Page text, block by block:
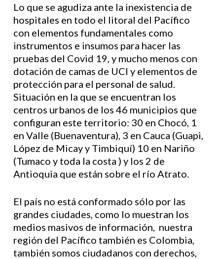
Lo que se agudiza ante la inexistencia de
hospitales en todo el litoral del Pacífico
con elementos fundamentales como
instrumentos e insumos para hacer las
pruebas del Covid 19, y mucho menos con
dotación de camas de UCI y elementos de
protección para el personal de salud.
Situación en la que se encuentran los
centros urbanos de los 46 municipios que
configuran este territorio: 30 en Chocó, 1
en Valle (Buenaventura), 3 en Cauca (Guapi,
López de Micay y Timbiquí) 10 en Nariño
(Tumaco y toda la costa ) y los 2 de
Antioquia que están sobre el río Atrato.
El país no está conformado sólo por las
grandes ciudades, como lo muestran los
medios masivos de información, nuestra
región del Pacífico también es Colombia,
también somos ciudadanos con derechos,